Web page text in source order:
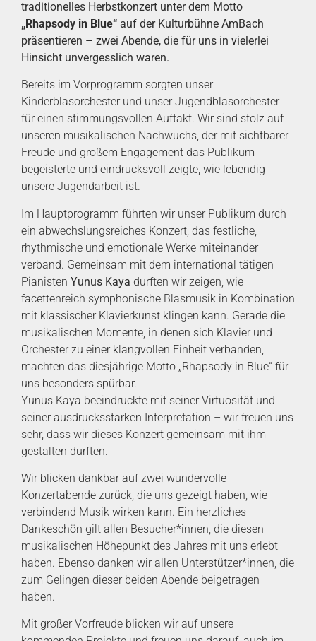
traditionelles Herbstkonzert unter dem Motto
„Rhapsody in Blue“ auf der Kulturbühne AmBach
präsentieren – zwei Abende, die für uns in vielerlei
Hinsicht unvergesslich waren.
Bereits im Vorprogramm sorgten unser
Kinderblasorchester und unser Jugendblasorchester
für einen stimmungsvollen Auftakt. Wir sind stolz auf
unseren musikalischen Nachwuchs, der mit sichtbarer
Freude und großem Engagement das Publikum
begeisterte und eindrucksvoll zeigte, wie lebendig
unsere Jugendarbeit ist.
Im Hauptprogramm führten wir unser Publikum durch
ein abwechslungsreiches Konzert, das festliche,
rhythmische und emotionale Werke miteinander
verband. Gemeinsam mit dem international tätigen
Pianisten Yunus Kaya durften wir zeigen, wie
facettenreich symphonische Blasmusik in Kombination
mit klassischer Klavierkunst klingen kann. Gerade die
musikalischen Momente, in denen sich Klavier und
Orchester zu einer klangvollen Einheit verbanden,
machten das diesjährige Motto „Rhapsody in Blue“ für
uns besonders spürbar.
Yunus Kaya beeindruckte mit seiner Virtuosität und
seiner ausdrucksstarken Interpretation – wir freuen uns
sehr, dass wir dieses Konzert gemeinsam mit ihm
gestalten durften.
Wir blicken dankbar auf zwei wundervolle
Konzertabende zurück, die uns gezeigt haben, wie
verbindend Musik wirken kann. Ein herzliches
Dankeschön gilt allen Besucher*innen, die diesen
musikalischen Höhepunkt des Jahres mit uns erlebt
haben. Ebenso danken wir allen Unterstützer*innen, die
zum Gelingen dieser beiden Abende beigetragen
haben.
Mit großer Vorfreude blicken wir auf unsere